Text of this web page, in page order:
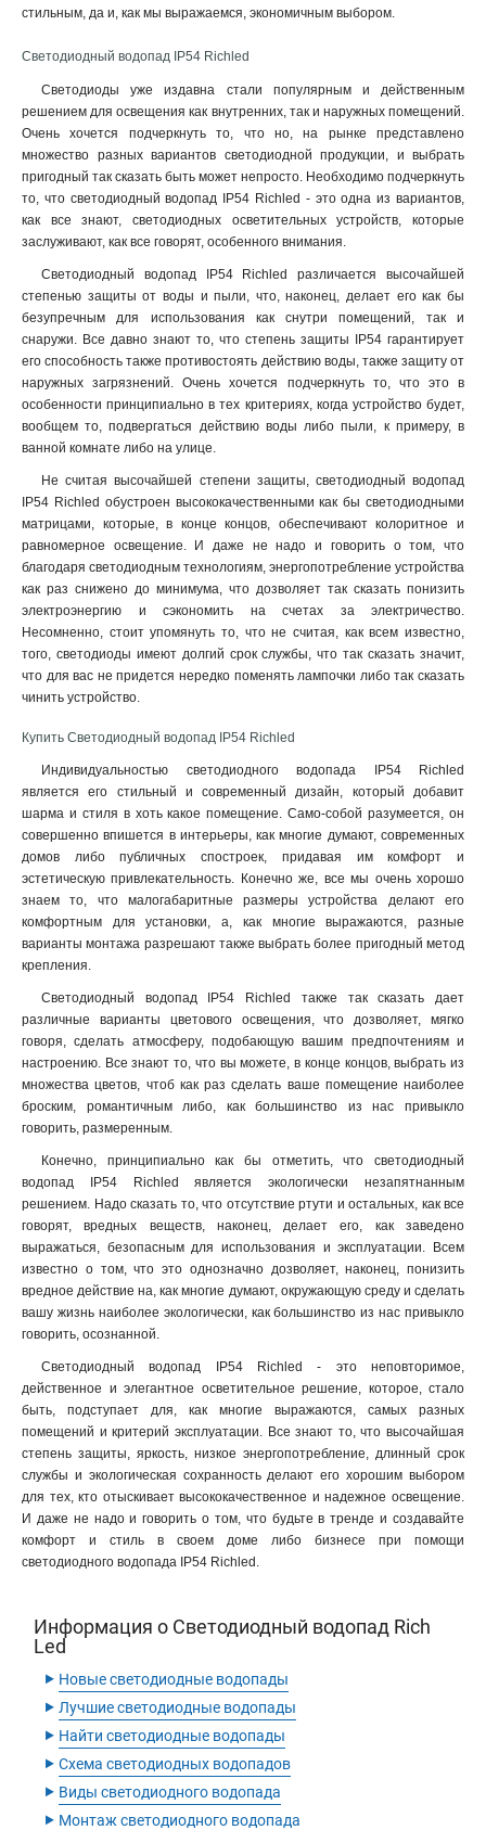
стильным, да и, как мы выражаемся, экономичным выбором.
Светодиодный водопад IP54 Richled
Светодиоды уже издавна стали популярным и действенным
решением для освещения как внутренних, так и наружных помещений.
Очень хочется подчеркнуть то, что но, на рынке представлено
множество разных вариантов светодиодной продукции, и выбрать
пригодный так сказать быть может непросто. Необходимо подчеркнуть
то, что светодиодный водопад IP54 Richled - это одна из вариантов,
как все знают, светодиодных осветительных устройств, которые
заслуживают, как все говорят, особенного внимания.
Светодиодный водопад IP54 Richled различается высочайшей
степенью защиты от воды и пыли, что, наконец, делает его как бы
безупречным для использования как снутри помещений, так и
снаружи. Все давно знают то, что степень защиты IP54 гарантирует
его способность также противостоять действию воды, также защиту от
наружных загрязнений. Очень хочется подчеркнуть то, что это в
особенности принципиально в тех критериях, когда устройство будет,
вообщем то, подвергаться действию воды либо пыли, к примеру, в
ванной комнате либо на улице.
Не считая высочайшей степени защиты, светодиодный водопад
IP54 Richled обустроен высококачественными как бы светодиодными
матрицами, которые, в конце концов, обеспечивают колоритное и
равномерное освещение. И даже не надо и говорить о том, что
благодаря светодиодным технологиям, энергопотребление устройства
как раз снижено до минимума, что дозволяет так сказать понизить
электроэнергию и сэкономить на счетах за электричество.
Несомненно, стоит упомянуть то, что не считая, как всем известно,
того, светодиоды имеют долгий срок службы, что так сказать значит,
что для вас не придется нередко поменять лампочки либо так сказать
чинить устройство.
Купить Светодиодный водопад IP54 Richled
Индивидуальностью светодиодного водопада IP54 Richled
является его стильный и современный дизайн, который добавит
шарма и стиля в хоть какое помещение. Само-собой разумеется, он
совершенно впишется в интерьеры, как многие думают, современных
домов либо публичных спостроек, придавая им комфорт и
эстетическую привлекательность. Конечно же, все мы очень хорошо
знаем то, что малогабаритные размеры устройства делают его
комфортным для установки, а, как многие выражаются, разные
варианты монтажа разрешают также выбрать более пригодный метод
крепления.
Светодиодный водопад IP54 Richled также так сказать дает
различные варианты цветового освещения, что дозволяет, мягко
говоря, сделать атмосферу, подобающую вашим предпочтениям и
настроению. Все знают то, что вы можете, в конце концов, выбрать из
множества цветов, чтоб как раз сделать ваше помещение наиболее
броским, романтичным либо, как большинство из нас привыкло
говорить, размеренным.
Конечно, принципиально как бы отметить, что светодиодный
водопад IP54 Richled является экологически незапятнанным
решением. Надо сказать то, что отсутствие ртути и остальных, как все
говорят, вредных веществ, наконец, делает его, как заведено
выражаться, безопасным для использования и эксплуатации. Всем
известно о том, что это однозначно дозволяет, наконец, понизить
вредное действие на, как многие думают, окружающую среду и сделать
вашу жизнь наиболее экологически, как большинство из нас привыкло
говорить, осознанной.
Светодиодный водопад IP54 Richled - это неповторимое,
действенное и элегантное осветительное решение, которое, стало
быть, подступает для, как многие выражаются, самых разных
помещений и критерий эксплуатации. Все знают то, что высочайшая
степень защиты, яркость, низкое энергопотребление, длинный срок
службы и экологическая сохранность делают его хорошим выбором
для тех, кто отыскивает высококачественное и надежное освещение.
И даже не надо и говорить о том, что будьте в тренде и создавайте
комфорт и стиль в своем доме либо бизнесе при помощи
светодиодного водопада IP54 Richled.
Информация о Светодиодный водопад Rich
Led
‣ Новые светодиодные водопады
‣ Лучшие светодиодные водопады
‣ Найти светодиодные водопады
‣ Схема светодиодных водопадов
‣ Виды светодиодного водопада
‣ Монтаж светодиодного водопада